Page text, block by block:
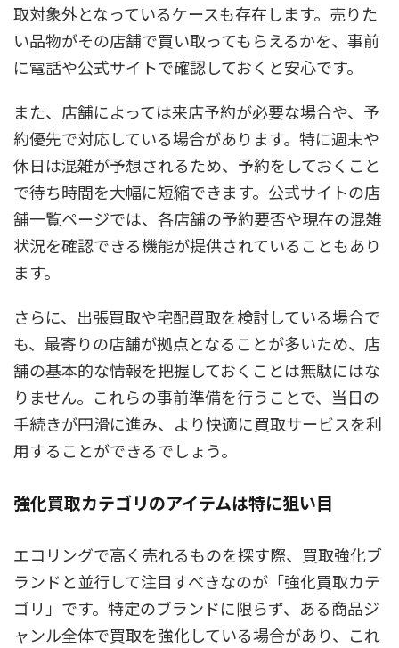
取対象外となっているケースも存在します。売りた
い品物がその店舗で買い取ってもらえるかを、事前
に電話や公式サイトで確認しておくと安心です。
また、店舗によっては来店予約が必要な場合や、予
約優先で対応している場合があります。特に週末や
休日は混雑が予想されるため、予約をしておくこと
で待ち時間を大幅に短縮できます。公式サイトの店
舗一覧ページでは、各店舗の予約要否や現在の混雑
状況を確認できる機能が提供されていることもあり
ます。
さらに、出張買取や宅配買取を検討している場合で
も、最寄りの店舗が拠点となることが多いため、店
舗の基本的な情報を把握しておくことは無駄にはな
りません。これらの事前準備を行うことで、当日の
手続きが円滑に進み、より快適に買取サービスを利
用することができるでしょう。
強化買取カテゴリのアイテムは特に狙い目
エコリングで高く売れるものを探す際、買取強化ブ
ランドと並行して注目すべきなのが「強化買取カテ
ゴリ」です。特定のブランドに限らず、ある商品ジ
ャンル全体で買取を強化している場合があり、これ